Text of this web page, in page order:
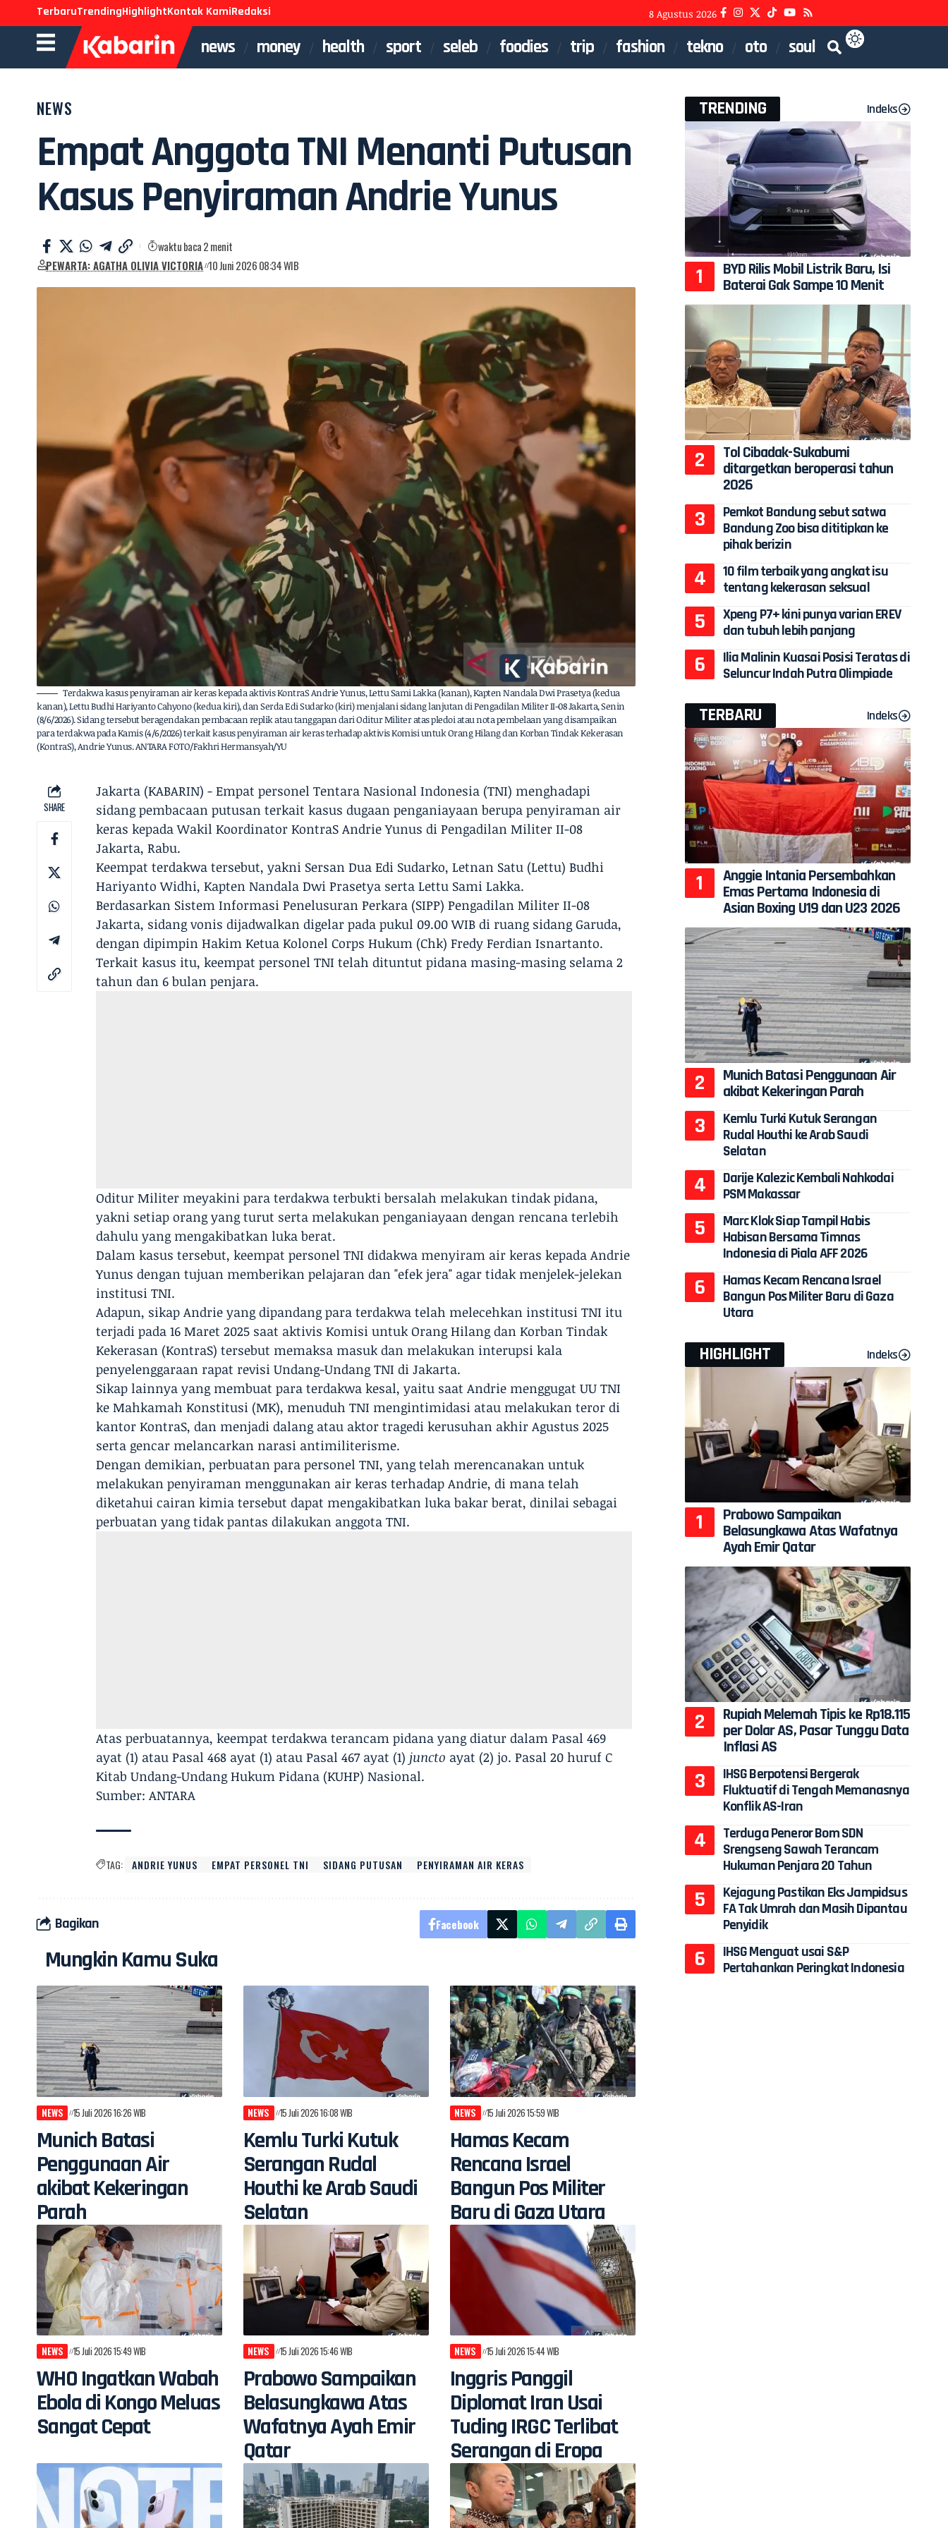
TerbaruTrendingHighlightKontak KamiRedaksi 8 Agustus 2026
news money health sport seleb foodies trip fashion tekno oto soul
NEWS
Empat Anggota TNI Menanti Putusan
Kasus Penyiraman Andrie Yunus
PEWARTA: AGATHA OLIVIA VICTORIA 10 Juni 2026 08:34 WIB
waktu baca 2 menit
Terdakwa kasus penyiraman air keras kepada aktivis KontraS Andrie Yunus, Lettu Sami Lakka (kanan), Kapten Nandala Dwi Prasetya (kedua
kanan), Lettu Budhi Hariyanto Cahyono (kedua kiri), dan Serda Edi Sudarko (kiri) menjalani sidang lanjutan di Pengadilan Militer II-08 Jakarta, Senin
(8/6/2026). Sidang tersebut beragendakan pembacaan replik atau tanggapan dari Oditur Militer atas pledoi atau nota pembelaan yang disampaikan
para terdakwa pada Kamis (4/6/2026) terkait kasus penyiraman air keras terhadap aktivis Komisi untuk Orang Hilang dan Korban Tindak Kekerasan
(KontraS), Andrie Yunus. ANTARA FOTO/Fakhri Hermansyah/YU
SHARE
Jakarta (KABARIN) - Empat personel Tentara Nasional Indonesia (TNI) menghadapi
sidang pembacaan putusan terkait kasus dugaan penganiayaan berupa penyiraman air
keras kepada Wakil Koordinator KontraS Andrie Yunus di Pengadilan Militer II-08
Jakarta, Rabu.
Keempat terdakwa tersebut, yakni Sersan Dua Edi Sudarko, Letnan Satu (Lettu) Budhi
Hariyanto Widhi, Kapten Nandala Dwi Prasetya serta Lettu Sami Lakka.
Berdasarkan Sistem Informasi Penelusuran Perkara (SIPP) Pengadilan Militer II-08
Jakarta, sidang vonis dijadwalkan digelar pada pukul 09.00 WIB di ruang sidang Garuda,
dengan dipimpin Hakim Ketua Kolonel Corps Hukum (Chk) Fredy Ferdian Isnartanto.
Terkait kasus itu, keempat personel TNI telah dituntut pidana masing-masing selama 2
tahun dan 6 bulan penjara.
Oditur Militer meyakini para terdakwa terbukti bersalah melakukan tindak pidana,
yakni setiap orang yang turut serta melakukan penganiayaan dengan rencana terlebih
dahulu yang mengakibatkan luka berat.
Dalam kasus tersebut, keempat personel TNI didakwa menyiram air keras kepada Andrie
Yunus dengan tujuan memberikan pelajaran dan "efek jera" agar tidak menjelek-jelekan
institusi TNI.
Adapun, sikap Andrie yang dipandang para terdakwa telah melecehkan institusi TNI itu
terjadi pada 16 Maret 2025 saat aktivis Komisi untuk Orang Hilang dan Korban Tindak
Kekerasan (KontraS) tersebut memaksa masuk dan melakukan interupsi kala
penyelenggaraan rapat revisi Undang-Undang TNI di Jakarta.
Sikap lainnya yang membuat para terdakwa kesal, yaitu saat Andrie menggugat UU TNI
ke Mahkamah Konstitusi (MK), menuduh TNI mengintimidasi atau melakukan teror di
kantor KontraS, dan menjadi dalang atau aktor tragedi kerusuhan akhir Agustus 2025
serta gencar melancarkan narasi antimiliterisme.
Dengan demikian, perbuatan para personel TNI, yang telah merencanakan untuk
melakukan penyiraman menggunakan air keras terhadap Andrie, di mana telah
diketahui cairan kimia tersebut dapat mengakibatkan luka bakar berat, dinilai sebagai
perbuatan yang tidak pantas dilakukan anggota TNI.
Atas perbuatannya, keempat terdakwa terancam pidana yang diatur dalam Pasal 469
ayat (1) atau Pasal 468 ayat (1) atau Pasal 467 ayat (1) juncto ayat (2) jo. Pasal 20 huruf C
Kitab Undang-Undang Hukum Pidana (KUHP) Nasional.
Sumber: ANTARA
TAG: ANDRIE YUNUS EMPAT PERSONEL TNI SIDANG PUTUSAN PENYIRAMAN AIR KERAS
Bagikan Facebook
Mungkin Kamu Suka
NEWS 15 Juli 2026 16:26 WIB
Munich Batasi
Penggunaan Air
akibat Kekeringan
Parah
NEWS 15 Juli 2026 16:08 WIB
Kemlu Turki Kutuk
Serangan Rudal
Houthi ke Arab Saudi
Selatan
NEWS 15 Juli 2026 15:59 WIB
Hamas Kecam
Rencana Israel
Bangun Pos Militer
Baru di Gaza Utara
NEWS 15 Juli 2026 15:49 WIB
WHO Ingatkan Wabah
Ebola di Kongo Meluas
Sangat Cepat
NEWS 15 Juli 2026 15:46 WIB
Prabowo Sampaikan
Belasungkawa Atas
Wafatnya Ayah Emir
Qatar
NEWS 15 Juli 2026 15:44 WIB
Inggris Panggil
Diplomat Iran Usai
Tuding IRGC Terlibat
Serangan di Eropa
TRENDING Indeks
BYD Rilis Mobil Listrik Baru, Isi
Baterai Gak Sampe 10 Menit
Tol Cibadak-Sukabumi
ditargetkan beroperasi tahun
2026
Pemkot Bandung sebut satwa
Bandung Zoo bisa dititipkan ke
pihak berizin
10 film terbaik yang angkat isu
tentang kekerasan seksual
Xpeng P7+ kini punya varian EREV
dan tubuh lebih panjang
Ilia Malinin Kuasai Posisi Teratas di
Seluncur Indah Putra Olimpiade
TERBARU Indeks
Anggie Intania Persembahkan
Emas Pertama Indonesia di
Asian Boxing U19 dan U23 2026
Munich Batasi Penggunaan Air
akibat Kekeringan Parah
Kemlu Turki Kutuk Serangan
Rudal Houthi ke Arab Saudi
Selatan
Darije Kalezic Kembali Nahkodai
PSM Makassar
Marc Klok Siap Tampil Habis
Habisan Bersama Timnas
Indonesia di Piala AFF 2026
Hamas Kecam Rencana Israel
Bangun Pos Militer Baru di Gaza
Utara
HIGHLIGHT Indeks
Prabowo Sampaikan
Belasungkawa Atas Wafatnya
Ayah Emir Qatar
Rupiah Melemah Tipis ke Rp18.115
per Dolar AS, Pasar Tunggu Data
Inflasi AS
IHSG Berpotensi Bergerak
Fluktuatif di Tengah Memanasnya
Konflik AS-Iran
Terduga Peneror Bom SDN
Srengseng Sawah Terancam
Hukuman Penjara 20 Tahun
Kejagung Pastikan Eks Jampidsus
FA Tak Umrah dan Masih Dipantau
Penyidik
IHSG Menguat usai S&P
Pertahankan Peringkat Indonesia